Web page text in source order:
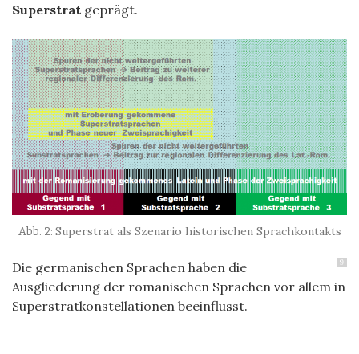
Superstrat geprägt.
Superstrat als Szenario historischen Sprachkontakts
9
Die germanischen Sprachen haben die
Ausgliederung der romanischen Sprachen vor allem in
Superstratkonstellationen beeinflusst.